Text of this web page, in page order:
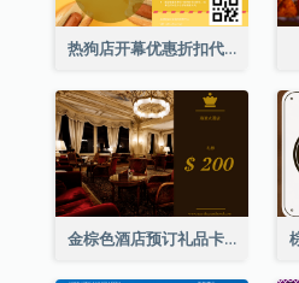
热狗店开幕优惠折扣代金券
金棕色酒店预订礼品卡